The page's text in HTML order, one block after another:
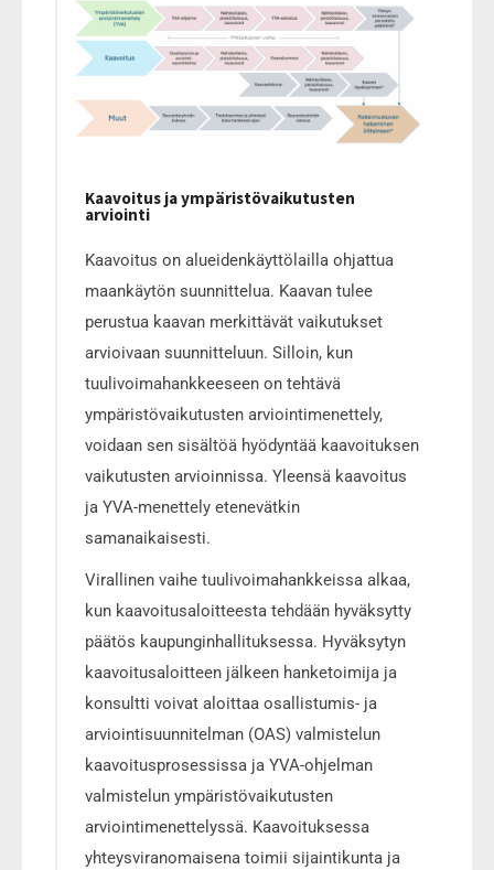
Kaavoitus ja ympäristövaikutusten
arviointi
Kaavoitus on alueidenkäyttölailla ohjattua
maankäytön suunnittelua. Kaavan tulee
perustua kaavan merkittävät vaikutukset
arvioivaan suunnitteluun. Silloin, kun
tuulivoimahankkeeseen on tehtävä
ympäristövaikutusten arviointimenettely,
voidaan sen sisältöä hyödyntää kaavoituksen
vaikutusten arvioinnissa. Yleensä kaavoitus
ja YVA-menettely etenevätkin
samanaikaisesti.
Virallinen vaihe tuulivoimahankkeissa alkaa,
kun kaavoitusaloitteesta tehdään hyväksytty
päätös kaupunginhallituksessa. Hyväksytyn
kaavoitusaloitteen jälkeen hanketoimija ja
konsultti voivat aloittaa osallistumis- ja
arviointisuunnitelman (OAS) valmistelun
kaavoitusprosessissa ja YVA-ohjelman
valmistelun ympäristövaikutusten
arviointimenettelyssä. Kaavoituksessa
yhteysviranomaisena toimii sijaintikunta ja